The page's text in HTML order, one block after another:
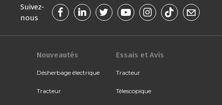
Suivez-
nous
Nouveautés
Désherbage électrique
Tracteur
Essais et Avis
Tracteur
Télescopique